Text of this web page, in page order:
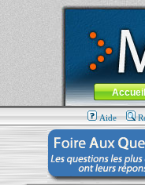
MacBook-fr.com : 100%
Aller au contenu-
MenuAccueil
Aide